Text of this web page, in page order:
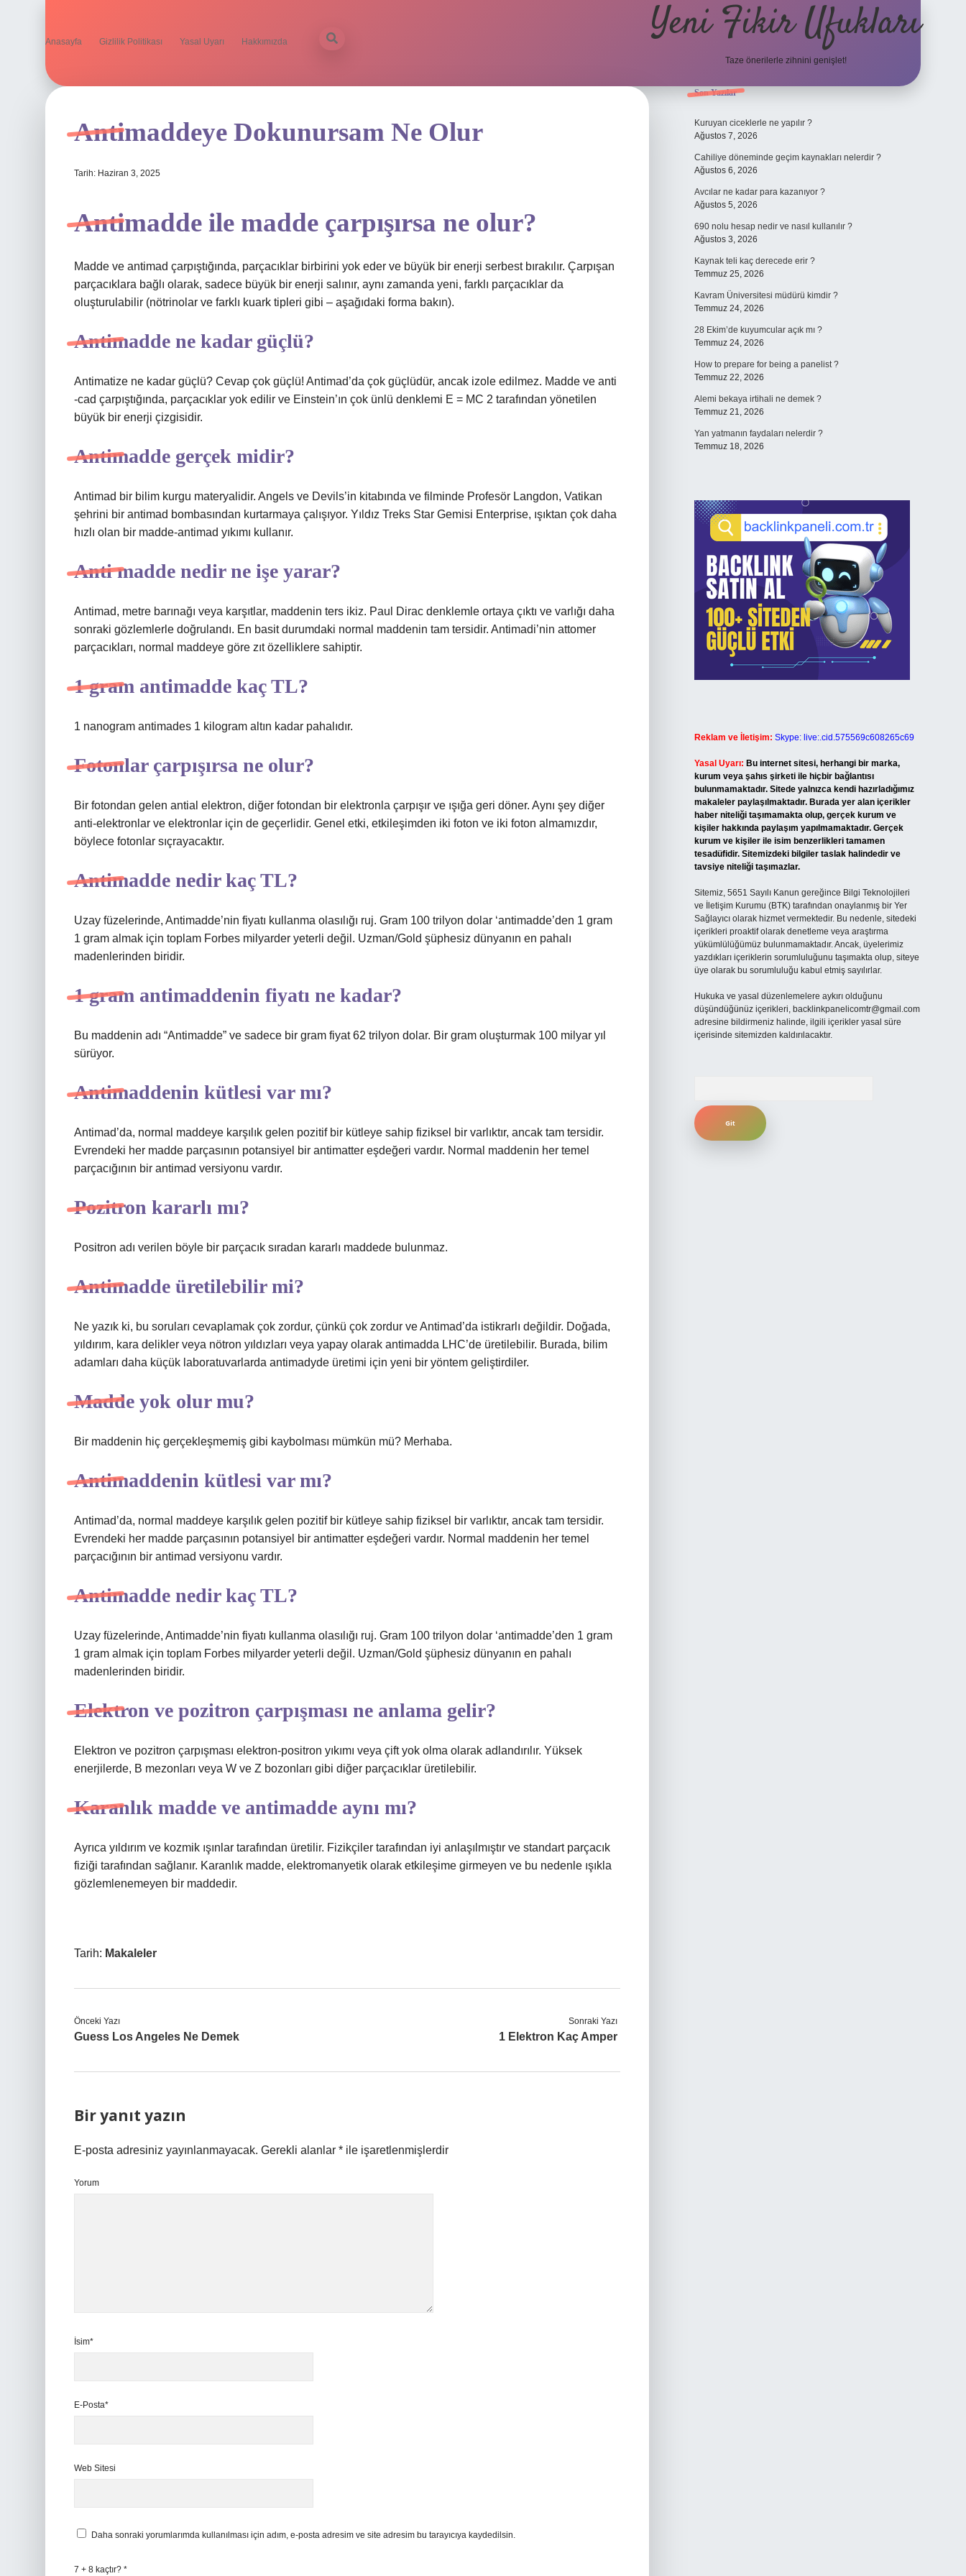
Anasayfa Gizlilik Politikası Yasal Uyarı Hakkımızda Yeni Fikir Ufukları
Taze önerilerle zihnini genişlet!
Antimaddeye Dokunursam Ne Olur
Tarih: Haziran 3, 2025
Antimadde ile madde çarpışırsa ne olur?
Madde ve antimad çarpıştığında, parçacıklar birbirini yok eder ve büyük bir enerji serbest bırakılır. Çarpışan
parçacıklara bağlı olarak, sadece büyük bir enerji salınır, aynı zamanda yeni, farklı parçacıklar da
oluşturulabilir (nötrinolar ve farklı kuark tipleri gibi – aşağıdaki forma bakın).
Antimadde ne kadar güçlü?
Antimatize ne kadar güçlü? Cevap çok güçlü! Antimad’da çok güçlüdür, ancak izole edilmez. Madde ve anti
-cad çarpıştığında, parçacıklar yok edilir ve Einstein’ın çok ünlü denklemi E = MC 2 tarafından yönetilen
büyük bir enerji çizgisidir.
Antimadde gerçek midir?
Antimad bir bilim kurgu materyalidir. Angels ve Devils’in kitabında ve filminde Profesör Langdon, Vatikan
şehrini bir antimad bombasından kurtarmaya çalışıyor. Yıldız Treks Star Gemisi Enterprise, ışıktan çok daha
hızlı olan bir madde-antimad yıkımı kullanır.
Anti madde nedir ne işe yarar?
Antimad, metre barınağı veya karşıtlar, maddenin ters ikiz. Paul Dirac denklemle ortaya çıktı ve varlığı daha
sonraki gözlemlerle doğrulandı. En basit durumdaki normal maddenin tam tersidir. Antimadi’nin attomer
parçacıkları, normal maddeye göre zıt özelliklere sahiptir.
1 gram antimadde kaç TL?
1 nanogram antimades 1 kilogram altın kadar pahalıdır.
Fotonlar çarpışırsa ne olur?
Bir fotondan gelen antial elektron, diğer fotondan bir elektronla çarpışır ve ışığa geri döner. Aynı şey diğer
anti-elektronlar ve elektronlar için de geçerlidir. Genel etki, etkileşimden iki foton ve iki foton almamızdır,
böylece fotonlar sıçrayacaktır.
Antimadde nedir kaç TL?
Uzay füzelerinde, Antimadde’nin fiyatı kullanma olasılığı ruj. Gram 100 trilyon dolar ‘antimadde’den 1 gram
1 gram almak için toplam Forbes milyarder yeterli değil. Uzman/Gold şüphesiz dünyanın en pahalı
madenlerinden biridir.
1 gram antimaddenin fiyatı ne kadar?
Bu maddenin adı “Antimadde” ve sadece bir gram fiyat 62 trilyon dolar. Bir gram oluşturmak 100 milyar yıl
sürüyor.
Antimaddenin kütlesi var mı?
Antimad’da, normal maddeye karşılık gelen pozitif bir kütleye sahip fiziksel bir varlıktır, ancak tam tersidir.
Evrendeki her madde parçasının potansiyel bir antimatter eşdeğeri vardır. Normal maddenin her temel
parçacığının bir antimad versiyonu vardır.
Pozitron kararlı mı?
Positron adı verilen böyle bir parçacık sıradan kararlı maddede bulunmaz.
Antimadde üretilebilir mi?
Ne yazık ki, bu soruları cevaplamak çok zordur, çünkü çok zordur ve Antimad’da istikrarlı değildir. Doğada,
yıldırım, kara delikler veya nötron yıldızları veya yapay olarak antimadda LHC’de üretilebilir. Burada, bilim
adamları daha küçük laboratuvarlarda antimadyde üretimi için yeni bir yöntem geliştirdiler.
Madde yok olur mu?
Bir maddenin hiç gerçekleşmemiş gibi kaybolması mümkün mü? Merhaba.
Antimaddenin kütlesi var mı?
Antimad’da, normal maddeye karşılık gelen pozitif bir kütleye sahip fiziksel bir varlıktır, ancak tam tersidir.
Evrendeki her madde parçasının potansiyel bir antimatter eşdeğeri vardır. Normal maddenin her temel
parçacığının bir antimad versiyonu vardır.
Antimadde nedir kaç TL?
Uzay füzelerinde, Antimadde’nin fiyatı kullanma olasılığı ruj. Gram 100 trilyon dolar ‘antimadde’den 1 gram
1 gram almak için toplam Forbes milyarder yeterli değil. Uzman/Gold şüphesiz dünyanın en pahalı
madenlerinden biridir.
Elektron ve pozitron çarpışması ne anlama gelir?
Elektron ve pozitron çarpışması elektron-positron yıkımı veya çift yok olma olarak adlandırılır. Yüksek
enerjilerde, B mezonları veya W ve Z bozonları gibi diğer parçacıklar üretilebilir.
Karanlık madde ve antimadde aynı mı?
Ayrıca yıldırım ve kozmik ışınlar tarafından üretilir. Fizikçiler tarafından iyi anlaşılmıştır ve standart parçacık
fiziği tarafından sağlanır. Karanlık madde, elektromanyetik olarak etkileşime girmeyen ve bu nedenle ışıkla
gözlemlenemeyen bir maddedir.
Tarih: Makaleler
Önceki Yazı
Guess Los Angeles Ne Demek
Sonraki Yazı
1 Elektron Kaç Amper
Bir yanıt yazın
E-posta adresiniz yayınlanmayacak. Gerekli alanlar * ile işaretlenmişlerdir
Yorum
İsim*
E-Posta*
Web Sitesi
Daha sonraki yorumlarımda kullanılması için adım, e-posta adresim ve site adresim bu tarayıcıya kaydedilsin.
7 + 8 kaçtır? *
Sidebar
Son Yazılar
Kuruyan ciceklerle ne yapılır ?
Ağustos 7, 2026
Cahiliye döneminde geçim kaynakları nelerdir ?
Ağustos 6, 2026
Avcılar ne kadar para kazanıyor ?
Ağustos 5, 2026
690 nolu hesap nedir ve nasıl kullanılır ?
Ağustos 3, 2026
Kaynak teli kaç derecede erir ?
Temmuz 25, 2026
Kavram Üniversitesi müdürü kimdir ?
Temmuz 24, 2026
28 Ekim’de kuyumcular açık mı ?
Temmuz 24, 2026
How to prepare for being a panelist ?
Temmuz 22, 2026
Alemi bekaya irtihali ne demek ?
Temmuz 21, 2026
Yan yatmanın faydaları nelerdir ?
Temmuz 18, 2026
Reklam ve İletişim: Skype: live:.cid.575569c608265c69
Yasal Uyarı: Bu internet sitesi, herhangi bir marka,
kurum veya şahıs şirketi ile hiçbir bağlantısı
bulunmamaktadır. Sitede yalnızca kendi hazırladığımız
makaleler paylaşılmaktadır. Burada yer alan içerikler
haber niteliği taşımamakta olup, gerçek kurum ve
kişiler hakkında paylaşım yapılmamaktadır. Gerçek
kurum ve kişiler ile isim benzerlikleri tamamen
tesadüfidir. Sitemizdeki bilgiler taslak halindedir ve
tavsiye niteliği taşımazlar.
Sitemiz, 5651 Sayılı Kanun gereğince Bilgi Teknolojileri
ve İletişim Kurumu (BTK) tarafından onaylanmış bir Yer
Sağlayıcı olarak hizmet vermektedir. Bu nedenle, sitedeki
içerikleri proaktif olarak denetleme veya araştırma
yükümlülüğümüz bulunmamaktadır. Ancak, üyelerimiz
yazdıkları içeriklerin sorumluluğunu taşımakta olup, siteye
üye olarak bu sorumluluğu kabul etmiş sayılırlar.
Hukuka ve yasal düzenlemelere aykırı olduğunu
düşündüğünüz içerikleri, backlinkpanelicomtr@gmail.com
adresine bildirmeniz halinde, ilgili içerikler yasal süre
içerisinde sitemizden kaldırılacaktır.